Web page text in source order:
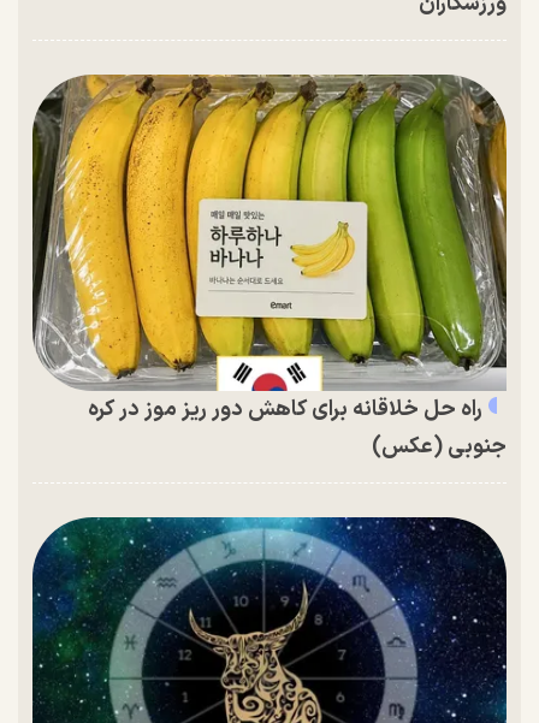
راه حل خلاقانه برای کاهش دور ریز موز در کره
جنوبی (عکس)